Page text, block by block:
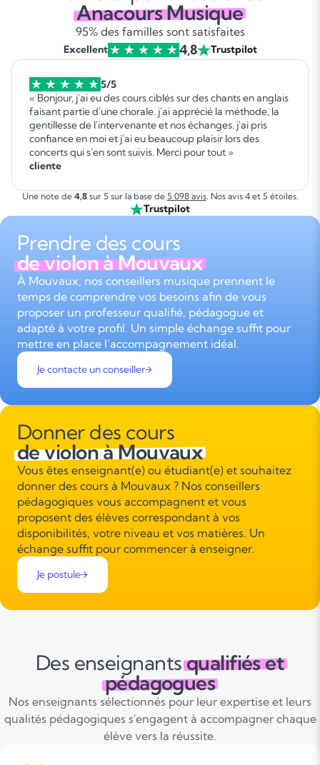
Anacours Musique
95% des familles sont satisfaites
Excellent 4,8 Trustpilot
5/5
« Bonjour, j'ai eu des cours ciblés sur des chants en anglais
faisant partie d'une chorale. j'ai apprécié la méthode, la
gentillesse de l'intervenante et nos échanges. j'ai pris
confiance en moi et j'ai eu beaucoup plaisir lors des
concerts qui s'en sont suivis. Merci pour tout »
cliente
Une note de 4,8sur 5 sur la base de 5 098 avis. Nos avis 4 et 5 étoiles.
Trustpilot
Prendre des cours
de violon à Mouvaux
À Mouvaux, nos conseillers musique prennent le
temps de comprendre vos besoins afin de vous
proposer un professeur qualifié, pédagogue et
adapté à votre profil. Un simple échange suffit pour
mettre en place l’accompagnement idéal.
Je contacte un conseiller
Donner des cours
de violon à Mouvaux
Vous êtes enseignant(e) ou étudiant(e) et souhaitez
donner des cours à Mouvaux ? Nos conseillers
pédagogiques vous accompagnent et vous
proposent des élèves correspondant à vos
disponibilités, votre niveau et vos matières. Un
échange suffit pour commencer à enseigner.
Je postule
Des enseignantsqualifiés et
pédagogues
Nos enseignants sélectionnés pour leur expertise et leurs
qualités pédagogiques s'engagent à accompagner chaque
élève vers la réussite.